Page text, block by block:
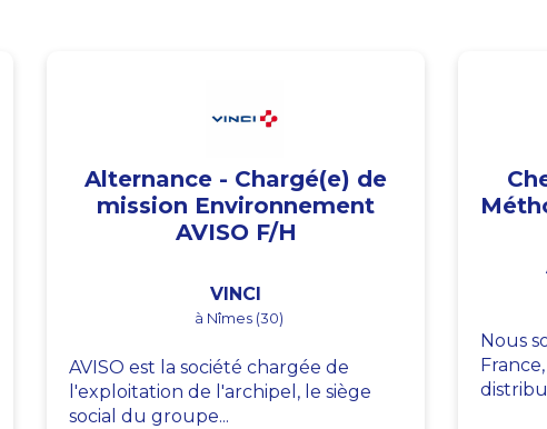
Alternance - Chargé(e) de
mission Environnement
AVISO F/H
VINCI
à Nîmes (30)
AVISO est la société chargée de
l'exploitation de l'archipel, le siège
social du groupe...
Nous